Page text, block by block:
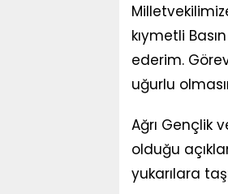
kıymetli
ederim.
uğurlu
Ağrı Gençlik
olduğu
yukarılara